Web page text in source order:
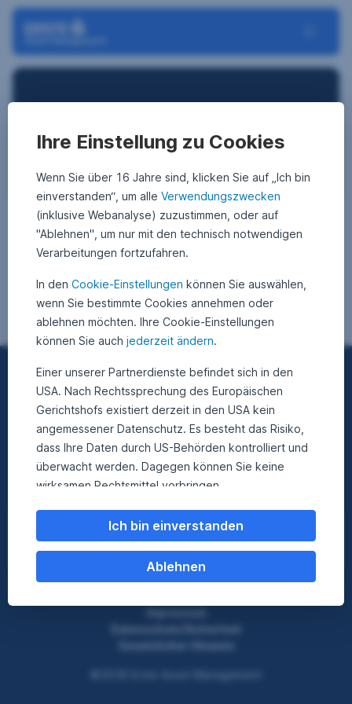
Navigation überspringen
Big Data
Artikel zu “Big Data”
Nach oben
Besuchen Sie uns auf
facebookinstagram
Ihre Einstellung zu Cookies
Wenn Sie über 16 Jahre sind, klicken Sie auf „Ich bin
einverstanden“, um alle Verwendungszwecken
(inklusive Webanalyse) zuzustimmen, oder auf
"Ablehnen", um nur mit den technisch notwendigen
Verarbeitungen fortzufahren.
In den Cookie-Einstellungen können Sie auswählen,
wenn Sie bestimmte Cookies annehmen oder
ablehnen möchten. Ihre Cookie-Einstellungen
können Sie auch jederzeit ändern.
Einer unserer Partnerdienste befindet sich in den
USA. Nach Rechtssprechung des Europäischen
Gerichtshofs existiert derzeit in den USA kein
angemessener Datenschutz. Es besteht das Risiko,
dass Ihre Daten durch US-Behörden kontrolliert und
überwacht werden. Dagegen können Sie keine
wirksamen Rechtsmittel vorbringen.
Weitere Informationen zum Datenschutz finden Sie
Ich bin einverstanden
Ablehnen